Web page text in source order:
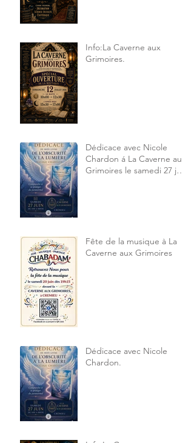
Info:La Caverne aux
Grimoires.
Dédicace avec Nicole
Chardon á La Caverne aux
Grimoires le samedi 27 juin
Fête de la musique à La
Caverne aux Grimoires
Dédicace avec Nicole
Chardon.